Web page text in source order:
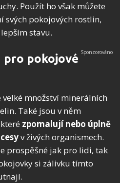
Použít ho však můžete
svých pokojových rostlin,
stavu.
pro pokojové
velké množství minerálních
Také jsou v něm
zpomalují nebo úplně
v živých organismech.
prospěšné jak pro lidi, tak
si zálivku tímto